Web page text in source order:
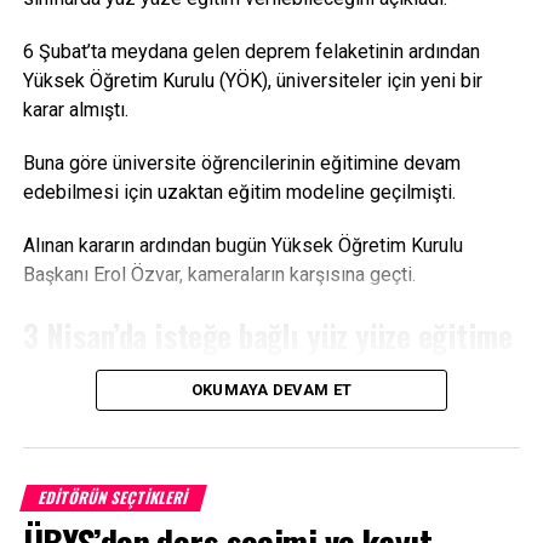
Facebook
Mastodon
EmailShare
6 Şubat’ta meydana gelen deprem felaketinin ardından
Yüksek Öğretim Kurulu (YÖK), üniversiteler için yeni bir
karar almıştı.
Buna göre üniversite öğrencilerinin eğitimine devam
edebilmesi için uzaktan eğitim modeline geçilmişti.
Alınan kararın ardından bugün Yüksek Öğretim Kurulu
Başkanı Erol Özvar, kameraların karşısına geçti.
geçiliyor
döneminin nasıl devam edeceğine ilişkin kamuoyunu
bilgilendirdi.
Buna göre 3 Nisan itibarıyla üniversitelerde uzaktan
OKUMAYA DEVAM ET
EDITÖRÜN SEÇTIKLERI